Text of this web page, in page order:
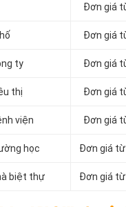
Đơn giá
Đơn giá
ty Đơn giá
thị Đơn giá
viện Đơn giá
học Đơn giá từ
biệt thự Đơn giá từ